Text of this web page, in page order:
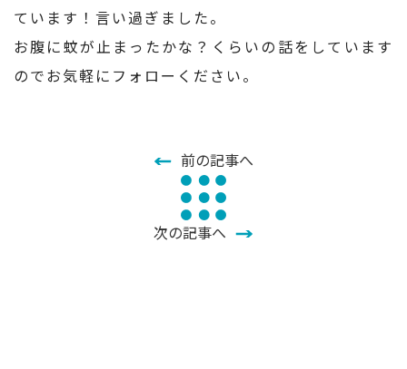
ています！言い過ぎました。
お腹に蚊が止まったかな？くらいの話をしています
のでお気軽にフォローください。
前の記事へ
次の記事へ